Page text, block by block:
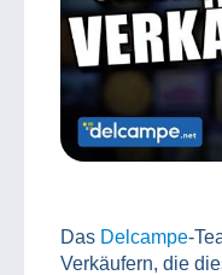
Das Delcampe-
Verkäufern, die